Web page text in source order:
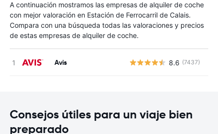
A continuación mostramos las empresas de alquiler de coche
con mejor valoración en Estación de Ferrocarril de Calais.
Compara con una búsqueda todas las valoraciones y precios
de estas empresas de alquiler de coche.
Avis 8.6 (7437)
Consejos útiles para un viaje bien
preparado